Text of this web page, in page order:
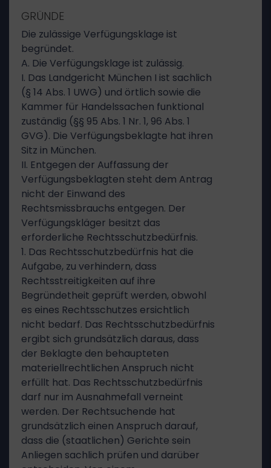
GRÜNDE
Die zulässige Verfügungsklage ist
begründet.
A. Die Verfügungsklage ist zulässig.
I. Das Landgericht München I ist sachlich
(§ 14 Abs. 1 UWG) und örtlich sowie die
Kammer für Handelssachen funktional
zuständig (§§ 95 Abs. 1 Nr. 1, 96 Abs. 1
GVG). Die Verfügungsbeklagte hat ihren
Sitz in München.
II. Entgegen der Auffassung der
Verfügungsbeklagten steht dem Antrag
nicht der Einwand des
Rechtsmissbrauchs entgegen. Der
Verfügungskläger besitzt das
erforderliche Rechtsschutzbedürfnis.
1. Das Rechtsschutzbedürfnis hat die
Aufgabe, zu verhindern, dass
Rechtsstreitigkeiten auf ihre
Begründetheit geprüft werden, obwohl
es eines Rechtsschutzes ersichtlich
nicht bedarf. Das Rechtsschutzbedürfnis
ergibt sich grundsätzlich daraus, dass
der Beklagte den behaupteten
materiellrechtlichen Anspruch nicht
erfüllt hat. Das Rechtsschutzbedürfnis
darf nur im Ausnahmefall verneint
werden. Der Rechtsuchende hat
grundsätzlich einen Anspruch darauf,
dass die (staatlichen) Gerichte sein
Anliegen sachlich prüfen und darüber